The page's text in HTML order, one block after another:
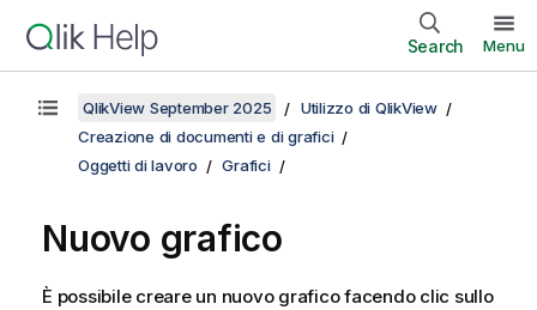
Search Menu
QlikView September 2025
Utilizzo di QlikView
Creazione di documenti e di grafici
Oggetti di lavoro
Grafici
Nuovo grafico
È possibile creare un nuovo grafico facendo clic sullo